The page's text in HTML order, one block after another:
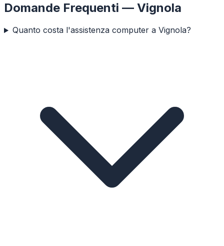
Domande Frequenti — Vignola
Quanto costa l'assistenza computer a Vignola?